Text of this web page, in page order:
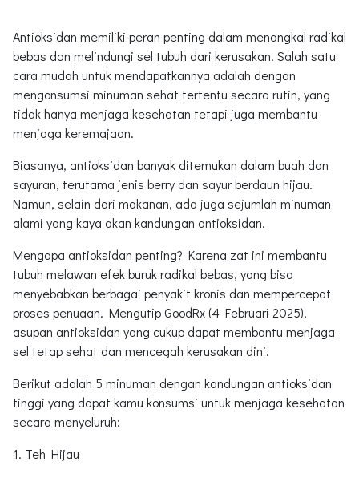
Antioksidan memiliki peran penting dalam menangkal radikal
bebas dan melindungi sel tubuh dari kerusakan. Salah satu
cara mudah untuk mendapatkannya adalah dengan
mengonsumsi minuman sehat tertentu secara rutin, yang
tidak hanya menjaga kesehatan tetapi juga membantu
menjaga keremajaan.
Biasanya, antioksidan banyak ditemukan dalam buah dan
sayuran, terutama jenis berry dan sayur berdaun hijau.
Namun, selain dari makanan, ada juga sejumlah minuman
alami yang kaya akan kandungan antioksidan.
Mengapa antioksidan penting? Karena zat ini membantu
tubuh melawan efek buruk radikal bebas, yang bisa
menyebabkan berbagai penyakit kronis dan mempercepat
proses penuaan. Mengutip GoodRx (4 Februari 2025),
asupan antioksidan yang cukup dapat membantu menjaga
sel tetap sehat dan mencegah kerusakan dini.
Berikut adalah 5 minuman dengan kandungan antioksidan
tinggi yang dapat kamu konsumsi untuk menjaga kesehatan
secara menyeluruh:
1. Teh Hijau